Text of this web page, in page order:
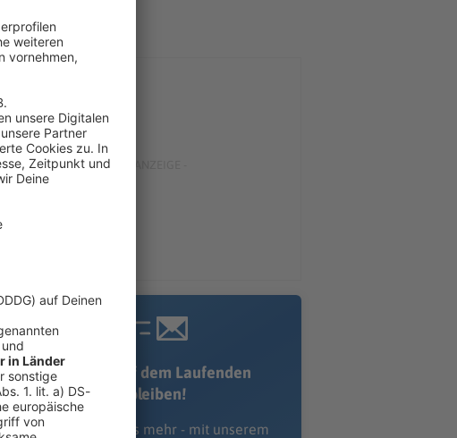
Immer auf dem Laufenden
bleiben!
Verpass' nichts mehr - mit unserem